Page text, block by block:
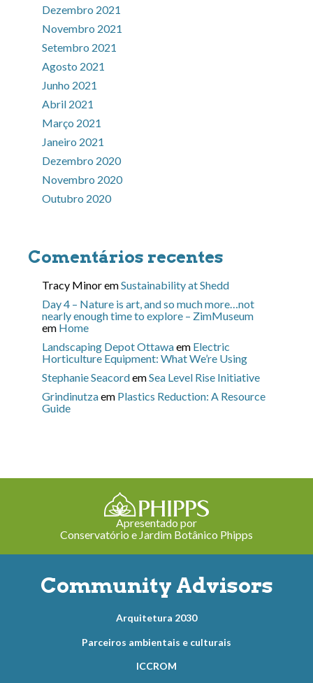
Dezembro 2021
Novembro 2021
Setembro 2021
Agosto 2021
Junho 2021
Abril 2021
Março 2021
Janeiro 2021
Dezembro 2020
Novembro 2020
Outubro 2020
Comentários recentes
Tracy MinoremSustainability at Shedd
Day 4 – Nature is art, and so much more…not
nearly enough time to explore – ZimMuseum
em Home
Landscaping Depot Ottawaem Electric
Horticulture Equipment: What We’re Using
Stephanie SeacordemSea Level Rise Initiative
Grindinutzaem Plastics Reduction: A Resource
Guide
Apresentado por
Conservatório e Jardim Botânico Phipps
Community Advisors
Arquitetura 2030
Parceiros ambientais e culturais
ICCROM